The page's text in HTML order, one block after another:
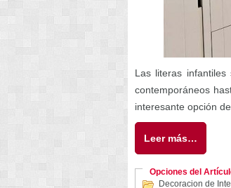
Las literas
contemporáneos
interesante opción
Leer más…
Opciones del
Decoracion de